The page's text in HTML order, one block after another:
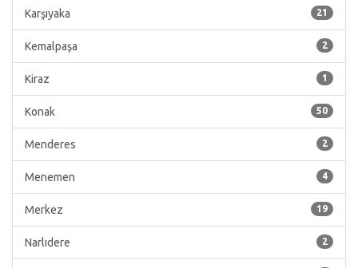
21
Karşıyaka
2
Kemalpaşa
1
Kiraz
50
Konak
2
Menderes
4
Menemen
19
Merkez
2
Narlıdere